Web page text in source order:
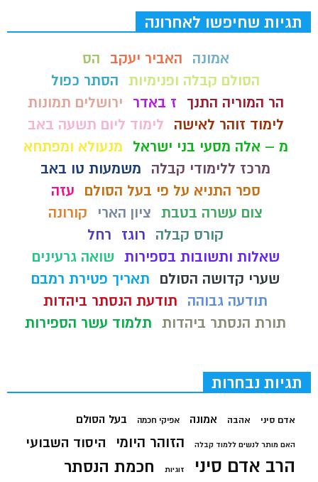
תגיות שחיפשו לאחרונה
אמונה האביר יעקב
הס
הסולם קבלה ופנימיות הסתר כפול
הר המוריה התנך
ז באדר
ירושלים תמונות
לימוד זוהר לאישה
לימוד ליום תשעה באב
מ – אלה מסעי בני ישראל
מנעולא ומפתחא
מרכז ללימודי קבלה
משמעות טו באב
ספר התניא על פי בעל הסולם
עזה
צום עשרה בטבת ציון הארי
קורונה
קורס קבלה
רוגז
רחל
שאלות ותשובות בספירות שואה גרעינים
שערי קדושה הסולם
תאריך פטירת רמבם
תודעה גבוהה
תודעת הנסתר ביהדות
תורת הנסתר ביהדות תלמוד עשר הספירות
תגיות נבחרות
אדם סיני אהבה אמונה אפיקי חכמה בעל הסולם
האם מותר לנשים ללמוד קבלה הזוהר היומי היסוד השבועי
הרב אדם סיני זוגיות חכמת הנסתר